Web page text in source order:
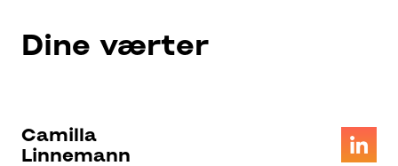
Dine værter
Camilla
Linnemann